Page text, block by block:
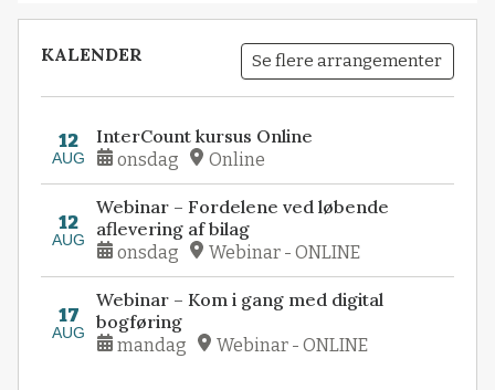
KALENDER Se flere arrangementer
12
AUG
InterCount kursus Online
onsdag Online
12
AUG
Webinar – Fordelene ved løbende
aflevering af bilag
onsdag Webinar - ONLINE
17
AUG
Webinar – Kom i gang med digital
bogføring
mandag Webinar - ONLINE